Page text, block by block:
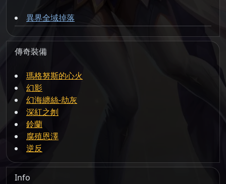
異界全域掉落
傳奇裝備
瑪格努斯的心火
幻影
幻海纏絲-劫灰
深紅之刎
鈴蘭
腐殖恩澤
逆反
Info